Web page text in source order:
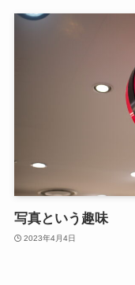
写真という趣味
2023年4月4日